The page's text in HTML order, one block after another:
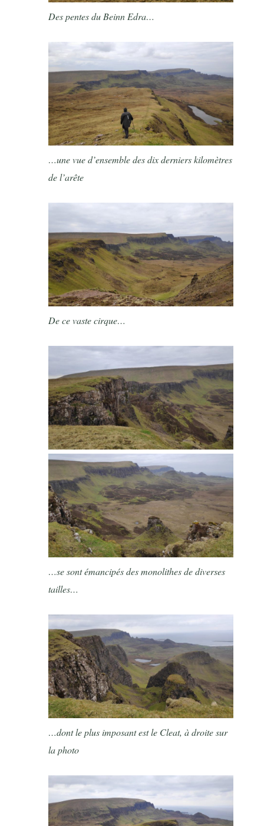
Des pentes du Beinn Edra…
…une vue d’ensemble des dix derniers kilomètres
de l’arête
De ce vaste cirque…
…se sont émancipés des monolithes de diverses
tailles…
…dont le plus imposant est le Cleat, à droite sur
la photo